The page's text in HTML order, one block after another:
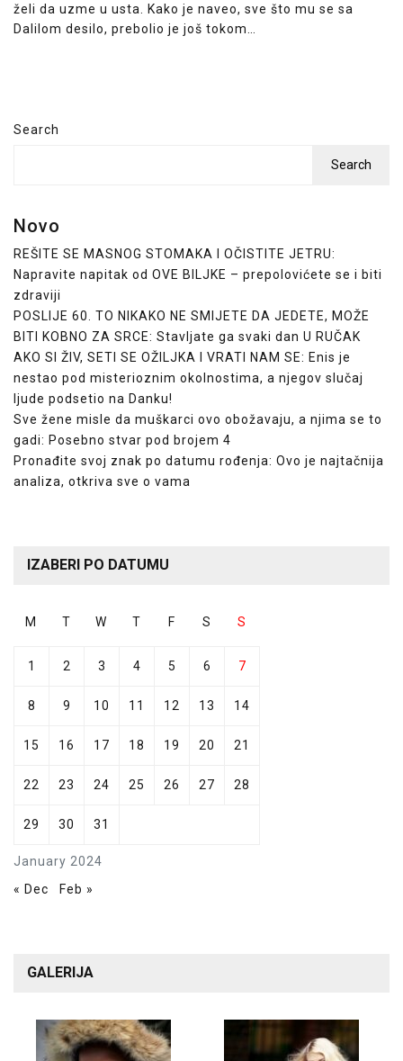
želi da uzme u usta. Kako je naveo, sve što mu se sa
Dalilom desilo, prebolio je još tokom…
Search
Search
Novo
REŠITE SE MASNOG STOMAKA I OČISTITE JETRU:
Napravite napitak od OVE BILJKE – prepolovićete se i biti
zdraviji
POSLIJE 60. TO NIKAKO NE SMIJETE DA JEDETE, MOŽE
BITI KOBNO ZA SRCE: Stavljate ga svaki dan U RUČAK
AKO SI ŽIV, SETI SE OŽILJKA I VRATI NAM SE: Enis je
nestao pod misterioznim okolnostima, a njegov slučaj
ljude podsetio na Danku!
Sve žene misle da muškarci ovo obožavaju, a njima se to
gadi: Posebno stvar pod brojem 4
Pronađite svoj znak po datumu rođenja: Ovo je najtačnija
analiza, otkriva sve o vama
IZABERI PO DATUMU
January 2024
M T W T F S S
1 2 3 4 5 6 7
8 9 10 11 12 13 14
15 16 17 18 19 20 21
22 23 24 25 26 27 28
29 30 31
« Dec Feb »
GALERIJA